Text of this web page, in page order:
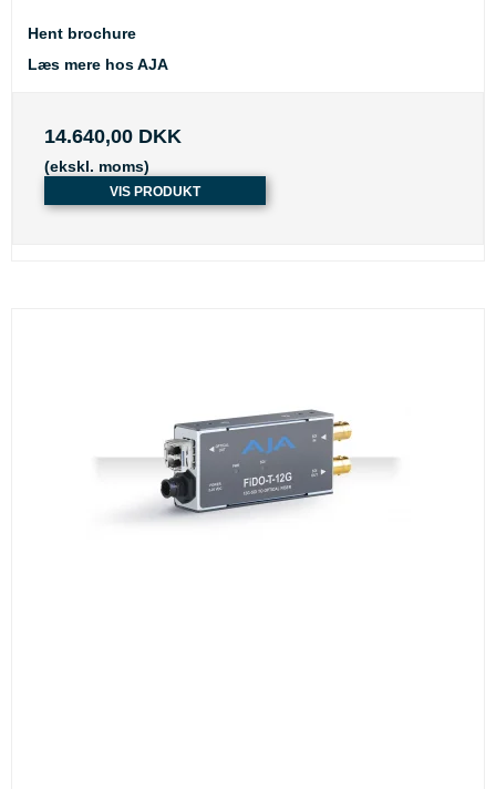
Hent brochure
Læs mere hos AJA
14.640,00 DKK
(ekskl. moms)
VIS PRODUKT